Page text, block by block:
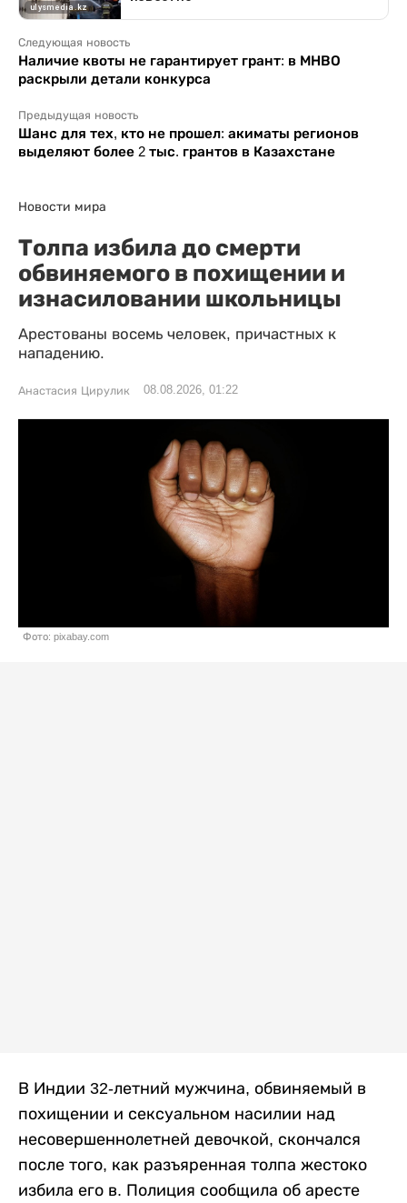
Следующая новость
Наличие квоты не гарантирует грант: в МНВО
раскрыли детали конкурса
Предыдущая новость
Шанс для тех, кто не прошел: акиматы регионов
выделяют более 2 тыс. грантов в Казахстане
Новости мира
Толпа избила до смерти
обвиняемого в похищении и
изнасиловании школьницы
Арестованы восемь человек, причастных к
нападению.
Анастасия Цирулик 08.08.2026, 01:22
Фото: pixabay.com
В Индии 32-летний мужчина, обвиняемый в
похищении и сексуальном насилии над
несовершеннолетней девочкой, скончался
после того, как разъяренная толпа жестоко
избила его в. Полиция сообщила об аресте